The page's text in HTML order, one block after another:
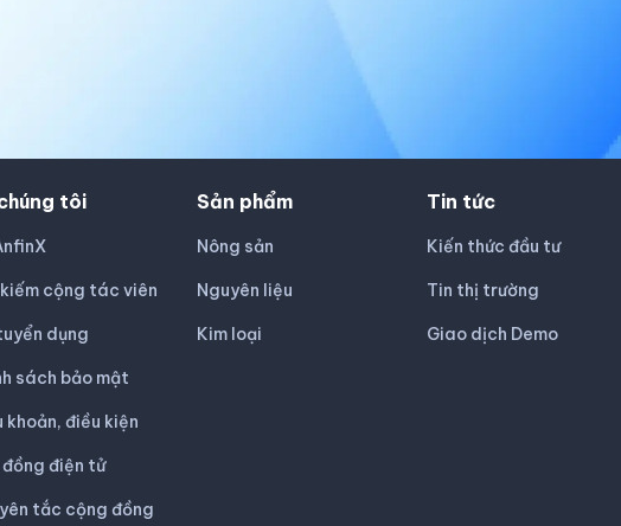
tôi
cộng tác viên
dụng
sách bảo mật
khoản, điều kiện
đồng điện tử
tắc cộng đồng
Sản phẩm
Nông sản
Nguyên liệu
Kim loại
Tin tức
Kiến thức đầu tư
Tin thị trường
Giao dịch Demo